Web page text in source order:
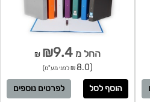
החל מ ₪9.4
₪
(8.0 ₪ לפני מע"מ)
לפרטים נוספים